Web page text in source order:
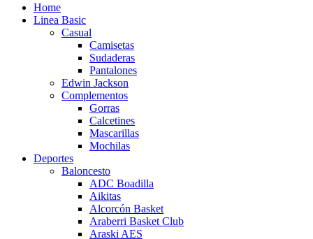
Home
Linea Basic
Casual
Camisetas
Sudaderas
Pantalones
Edwin Jackson
Complementos
Gorras
Calcetines
Mascarillas
Mochilas
Deportes
Baloncesto
ADC Boadilla
Aikitas
Alcorcón Basket
Araberri Basket Club
Araski AES